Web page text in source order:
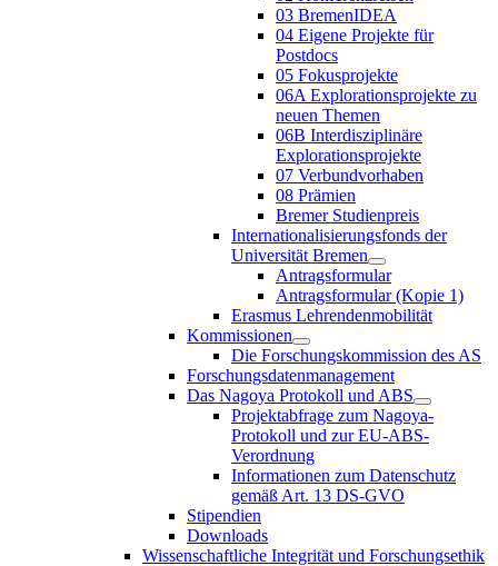
03 BremenIDEA
04 Eigene Projekte für
Postdocs
05 Fokusprojekte
06A Explorationsprojekte zu
neuen Themen
06B Interdisziplinäre
Explorationsprojekte
07 Verbundvorhaben
08 Prämien
Bremer Studienpreis
Internationalisierungsfonds der
Universität Bremen
Antragsformular
Antragsformular (Kopie 1)
Erasmus Lehrendenmobilität
Kommissionen
Die Forschungskommission des AS
Forschungsdatenmanagement
Das Nagoya Protokoll und ABS
Projektabfrage zum Nagoya-
Protokoll und zur EU-ABS-
Verordnung
Informationen zum Datenschutz
gemäß Art. 13 DS-GVO
Stipendien
Downloads
Wissenschaftliche Integrität und Forschungsethik